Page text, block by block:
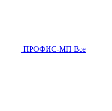
ПРОФИС-МП Все